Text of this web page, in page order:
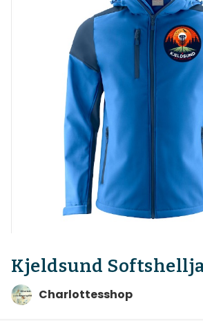
Kjeldsund
Charlottesshop